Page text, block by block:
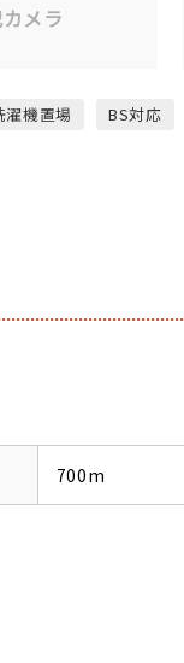
メラ
濯機置場 BS対応
700m